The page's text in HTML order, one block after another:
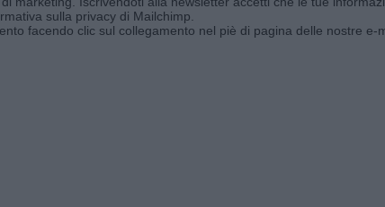
sulla privacy di Mailchimp
facendo clic sul collegamento nel piè di pagina delle nostre e-